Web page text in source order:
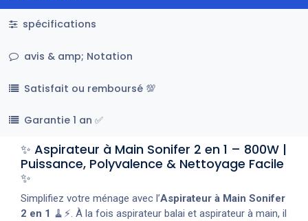
spécifications
avis & amp; Notation
Satisfait ou remboursé 💯
Garantie 1 an ✅
✨ Aspirateur à Main Sonifer 2 en 1 – 800W |
Puissance, Polyvalence & Nettoyage Facile
✨
Simplifiez votre ménage avec l’Aspirateur à Main Sonifer
2 en 1 🧹⚡. À la fois aspirateur balai et aspirateur à main, il